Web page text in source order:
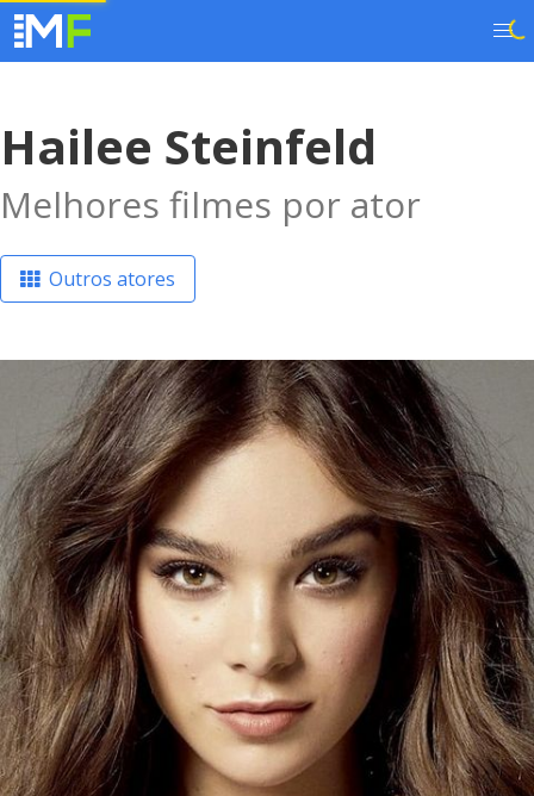
Hailee Steinfeld
Melhores filmes por ator
Outros atores